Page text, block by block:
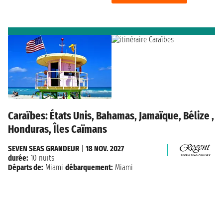
Caraïbes: États Unis, Bahamas, Jamaïque, Bélize ,
Honduras, Îles Caïmans
SEVEN SEAS GRANDEUR| 18 NOV. 2027
durée: 10 nuits
Départs de: Miami débarquement: Miami